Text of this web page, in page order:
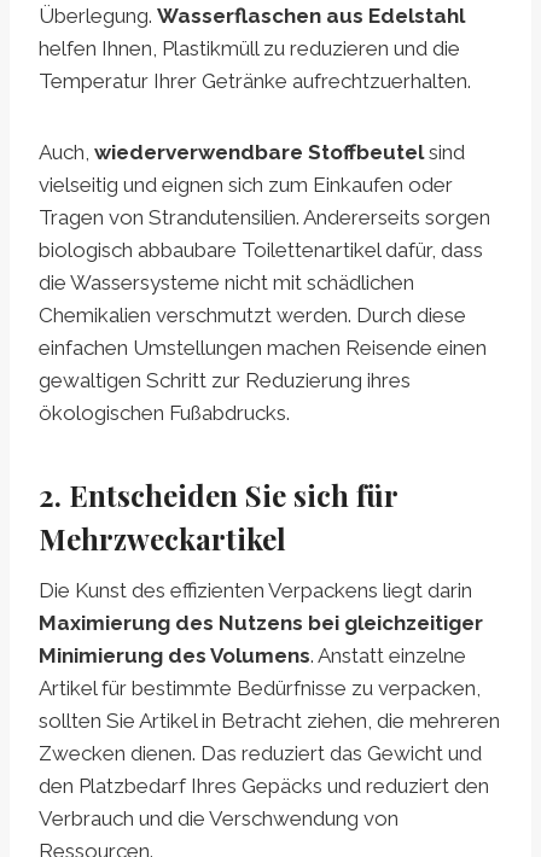
Überlegung. Wasserflaschen aus Edelstahl
helfen Ihnen, Plastikmüll zu reduzieren und die
Temperatur Ihrer Getränke aufrechtzuerhalten.
Auch, wiederverwendbare Stoffbeutelsind
vielseitig und eignen sich zum Einkaufen oder
Tragen von Strandutensilien. Andererseits sorgen
biologisch abbaubare Toilettenartikel dafür, dass
die Wassersysteme nicht mit schädlichen
Chemikalien verschmutzt werden. Durch diese
einfachen Umstellungen machen Reisende einen
gewaltigen Schritt zur Reduzierung ihres
ökologischen Fußabdrucks.
2. Entscheiden Sie sich für
Mehrzweckartikel
Die Kunst des effizienten Verpackens liegt darin
Maximierung des Nutzens bei gleichzeitiger
Minimierung des Volumens. Anstatt einzelne
Artikel für bestimmte Bedürfnisse zu verpacken,
sollten Sie Artikel in Betracht ziehen, die mehreren
Zwecken dienen. Das reduziert das Gewicht und
den Platzbedarf Ihres Gepäcks und reduziert den
Verbrauch und die Verschwendung von
Ressourcen.